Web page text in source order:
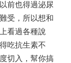
前也得過泌尿
受，所以想和
看過各種說
吃抗生素不
切入，幫你搞